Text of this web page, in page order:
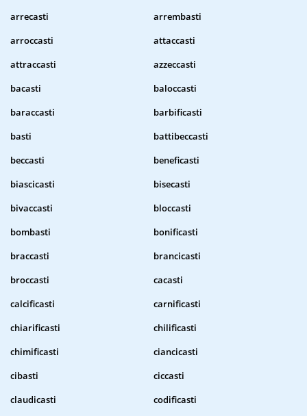
arrecasti
arrembasti
arroccasti
attaccasti
attraccasti
azzeccasti
bacasti
baloccasti
baraccasti
barbificasti
basti
battibeccasti
beccasti
beneficasti
biascicasti
bisecasti
bivaccasti
bloccasti
bombasti
bonificasti
braccasti
brancicasti
broccasti
cacasti
calcificasti
carnificasti
chiarificasti
chilificasti
chimificasti
ciancicasti
cibasti
ciccasti
claudicasti
codificasti